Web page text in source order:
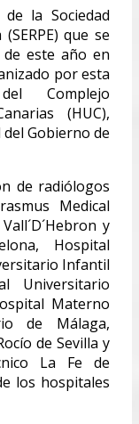
la Sociedad
que se
este año en
por esta
Complejo
(HUC),
Gobierno de
de radiólogos
Medical
y
Hospital
Infantil
Universitario
Materno
de Málaga,
de Sevilla y
La Fe de
los hospitales